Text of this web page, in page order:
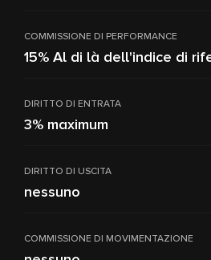
COMMISSIONE DI PERFORMANCE
15% Al di là dell'indice di
DIRITTO DI ENTRATA
3% maximum
DIRITTO DI USCITA
nessuno
COMMISSIONE DI MOVIMENTAZIONE